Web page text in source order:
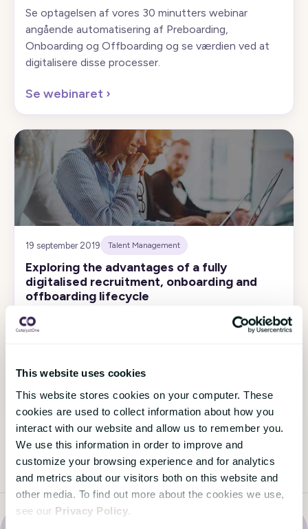
This website uses cookies
This website stores cookies on your computer. These
cookies are used to collect information about how you
interact with our website and allow us to remember you.
We use this information in order to improve and
customize your browsing experience and for analytics
and metrics about our visitors both on this website and
other media. To find out more about the cookies we use,
see our Privacy Policy
Se optagelsen af vores 30 minutters webinar
angående automatisering af Preboarding,
Onboarding og Offboarding og se værdien ved at
digitalisere disse processer.
Se webinaret ›
19 september 2019 Talent Management
Exploring the advantages of a fully
digitalised recruitment, onboarding and
offboarding lifecycle
I dette webinar viser vi, hvordan digitalisering af
rekruttering, samt onboarding og offboarding
blive mere omkostningseffektiv.
Se webinaret›